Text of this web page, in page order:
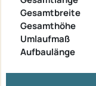
Gesamtbreite
Gesamthöhe
Umlaufmaß
Aufbaulänge